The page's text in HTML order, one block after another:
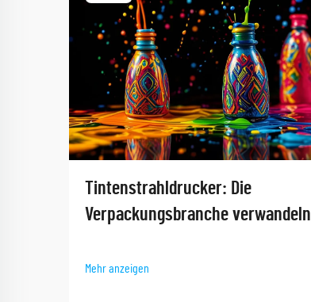
Tintenstrahldrucker: Die
Verpackungsbranche verwandeln
Mehr anzeigen